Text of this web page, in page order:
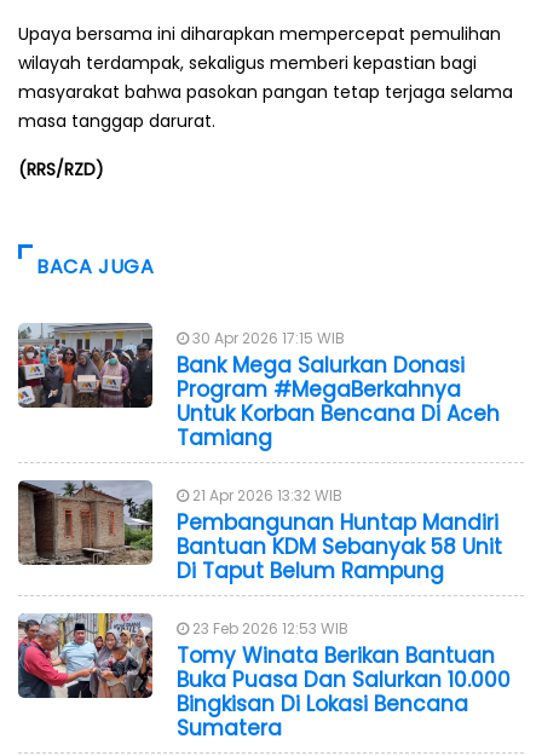
Upaya bersama ini diharapkan mempercepat pemulihan
wilayah terdampak, sekaligus memberi kepastian bagi
masyarakat bahwa pasokan pangan tetap terjaga selama
masa tanggap darurat.
(RRS/RZD)
BACA JUGA
30 Apr 2026 17:15 WIB
Bank Mega Salurkan Donasi
Program #MegaBerkahnya
Untuk Korban Bencana Di Aceh
Tamiang
21 Apr 2026 13:32 WIB
Pembangunan Huntap Mandiri
Bantuan KDM Sebanyak 58 Unit
Di Taput Belum Rampung
23 Feb 2026 12:53 WIB
Tomy Winata Berikan Bantuan
Buka Puasa Dan Salurkan 10.000
Bingkisan Di Lokasi Bencana
Sumatera